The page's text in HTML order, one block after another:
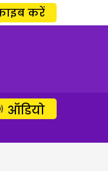
करें
ऑडियो